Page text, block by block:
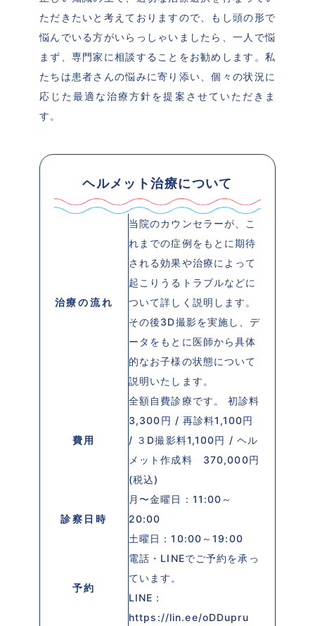
ただきたいと考えておりますので、もし頭の形で
悩んでいる方がいらっしゃいましたら、一人で悩
まず、専門家に相談することをお勧めします。私
たちは患者さんの悩みに寄り添い、個々の状況に
応じた最適な治療方針を提案させていただきま
す。
ヘルメット治療について
治療の流れ
当院のカウンセラーが、こ
れまでの症例をもとに期待
される効果や治療によって
起こりうるトラブルなどに
ついて詳しく説明します。
その後3D撮影を実施し、デ
ータをもとに医師から具体
的なお子様の状態について
説明いたします。
費用
全額自費診療です。 初診料
3,300円 / 再診料1,100円
/ ３D撮影料1,100円 / ヘル
メット作成料 370,000円
(税込)
診察日時
月〜金曜日：11:00～
20:00
土曜日：10:00～19:00
予約
電話・LINEでご予約を承っ
ています。
LINE：
https://lin.ee/oDDupru